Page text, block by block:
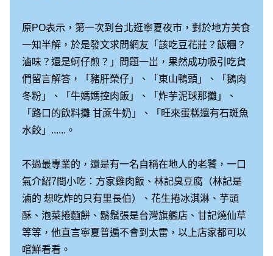
原PO表示，第一次到台北逛寧夏夜市，對於地方美食
一知半解，於是發文求問網友「該吃豆花莊？飯糰？
滷味？還是蚵仔煎？」問題一岀，果然成功吸引吃貨
們留言解答，「豬肝榮仔」、「東山鴨頭」、「鵝肉
冬粉」、「牛媽媽控肉飯」、「炸芋泥球那攤」、
「路口的飲料攤 甘蔗牛奶」、「旺來蛋糕還有石斑魚
水餃」......。
不過最專業的，還是有一名自稱在地人的老饕，一口
氣介紹7間小吃：方家雞肉飯、林記臭豆腐（林記是
滷的 想吃炸的只有里長伯）、花生捲冰淇淋、芋頭
酥、泡菜捲麵餅、鬍鬚張是台灣旗艦店、甘記燒仙草
等等，他直言寧夏普遍不會到太雷，以上店家都可以
嚐鮮看看。